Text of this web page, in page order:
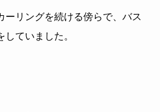
ーリングを続ける傍らで、バス
ていました。